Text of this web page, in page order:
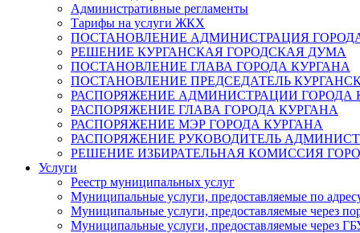
Административные регламенты
Тарифы на услуги ЖКХ
ПОСТАНОВЛЕНИЕ АДМИНИСТРАЦИЯ
РЕШЕНИЕ КУРГАНСКАЯ ГОРОДСКАЯ ДУМА
ПОСТАНОВЛЕНИЕ ГЛАВА ГОРОДА КУРГАНА
ПОСТАНОВЛЕНИЕ ПРЕДСЕДАТЕЛЬ
РАСПОРЯЖЕНИЕ АДМИНИСТРАЦИИ ГОРОДА
РАСПОРЯЖЕНИЕ ГЛАВА ГОРОДА КУРГАНА
РАСПОРЯЖЕНИЕ МЭР ГОРОДА КУРГАНА
РАСПОРЯЖЕНИЕ РУКОВОДИТЕЛЬ
РЕШЕНИЕ ИЗБИРАТЕЛЬНАЯ КОМИССИЯ
Услуги
Реестр муниципальных услуг
Муниципальные услуги, предоставляемые по
Муниципальные услуги, предоставляемые через
Муниципальные услуги, предоставляемые через